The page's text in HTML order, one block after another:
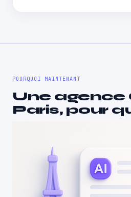
POURQUOI MAINTENANT
Une agence
Paris, pour